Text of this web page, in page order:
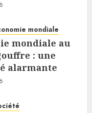
mondiale
mondiale au
: une
alarmante